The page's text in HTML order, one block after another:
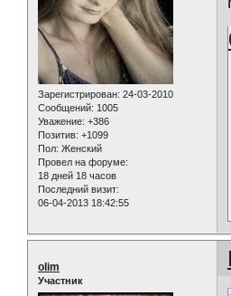
Зарегистрирован: 24-03-2010
Сообщений: 1005
Уважение: +386
Позитив: +1099
Пол: Женский
Провел на форуме:
18 дней 18 часов
Последний визит:
06-04-2013 18:42:55
olim
Участник